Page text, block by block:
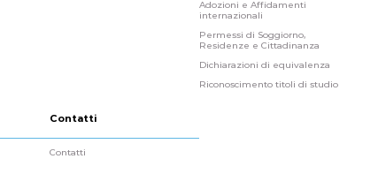
Adozioni e Affidamenti
internazionali
Permessi di Soggiorno,
Residenze e Cittadinanza
Dichiarazioni di equivalenza
Riconoscimento titoli di studio
Contatti
Contatti